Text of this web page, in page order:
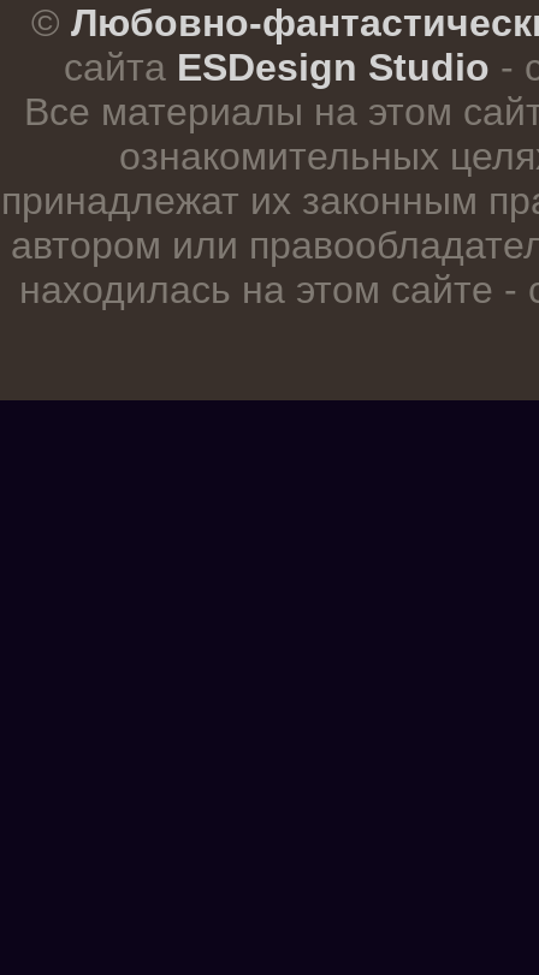
©Любовно-
сайта ESDesign Studio -
Все материалы на этом
ознакомительных
принадлежат их законным
автором или
находилась на этом сайте